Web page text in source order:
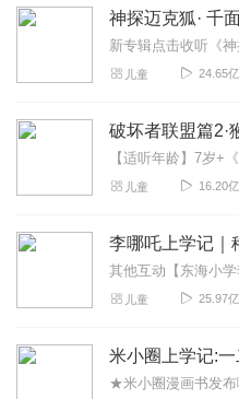
儿童 24.65亿
儿童 16.20亿
儿童 25.97亿
米小圈上学记: